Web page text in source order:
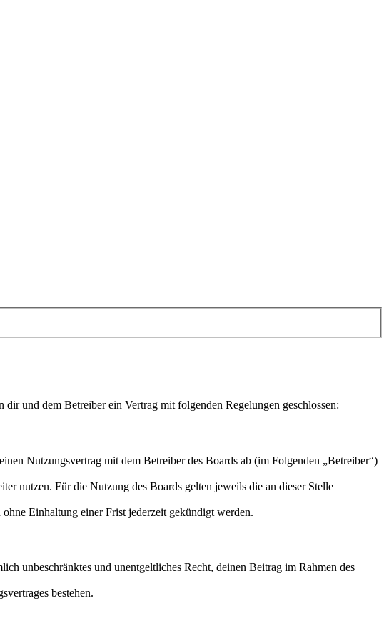
und dem Betreiber ein Vertrag mit folgenden Regelungen geschlossen:
Nutzungsvertrag mit dem Betreiber des Boards ab (im Folgenden „Betreiber“)
nutzen. Für die Nutzung des Boards gelten jeweils die an dieser Stelle
Einhaltung einer Frist jederzeit gekündigt werden.
unbeschränktes und unentgeltliches Recht, deinen Beitrag im Rahmen des
bestehen.